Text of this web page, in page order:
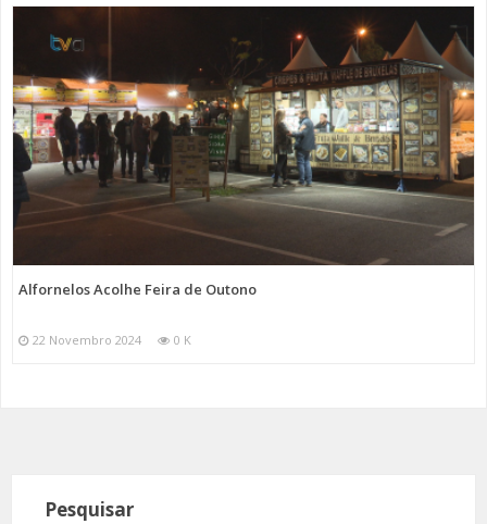
Alfornelos Acolhe Feira de Outono
22 Novembro 2024 0 K
Pesquisar